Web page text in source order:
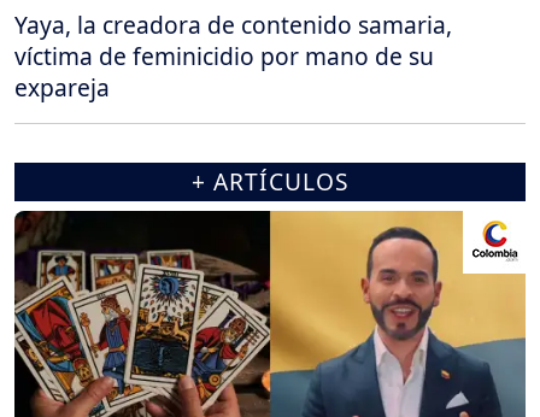
Yaya, la creadora de contenido samaria,
víctima de feminicidio por mano de su
expareja
+ ARTÍCULOS